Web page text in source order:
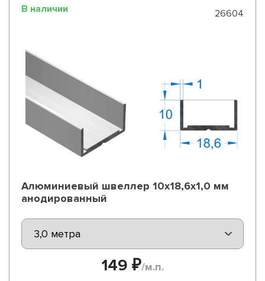
В наличии 26604
Алюминиевый швеллер 10х18,6х1,0 мм
анодированный
149 ₽/м.п.